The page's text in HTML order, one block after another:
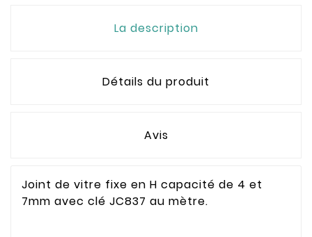
La description
Détails du produit
Avis
Joint de vitre fixe en H capacité de 4 et
7mm avec clé JC837 au mètre.